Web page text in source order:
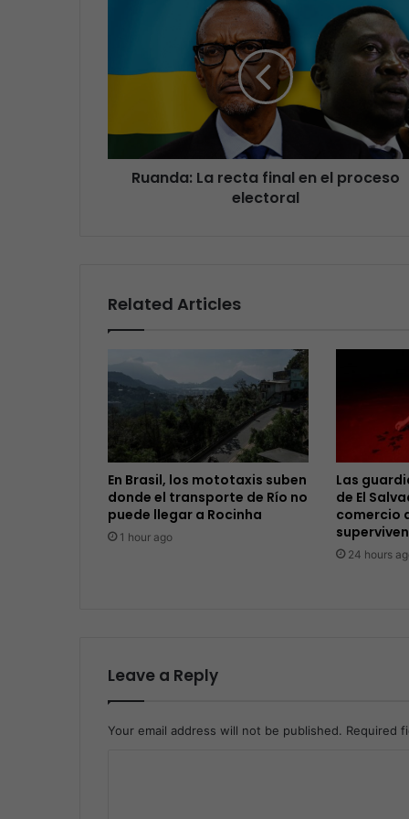
Ruanda: La recta final en el proceso
electoral
Related Articles
En Brasil, los mototaxis suben
donde el transporte de Río no
puede llegar a Rocinha
1 hour ago
Las
de El
comercio
24 hours
Leave a Reply
Your email address will not be published. Required